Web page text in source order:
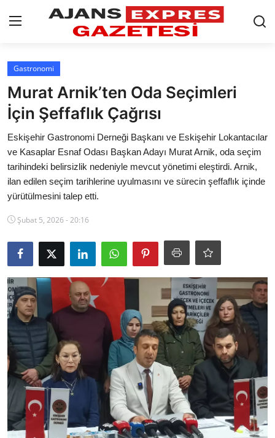
GİRİŞ YAP
AnaSayfa
Siyaset
Türkiye Gündemi
Eğitim
Ekonomi
Kütahya
Özel Haber
Teknoloji
Spor
TBMM Haberleri
Gastronomi
Murat Arnik’ten Oda Seçimleri
İçin Şeffaflık Çağrısı
Eskişehir Gastronomi Derneği Başkanı ve Eskişehir Lokantacılar
ve Kasaplar Esnaf Odası Başkan Adayı Murat Arnik, oda seçim
tarihindeki belirsizlik nedeniyle mevcut yönetimi eleştirdi. Arnik,
ilan edilen seçim tarihlerine uyulmasını ve sürecin şeffaflık içinde
yürütülmesini talep etti.
Şubat 5, 2026 - 20:16